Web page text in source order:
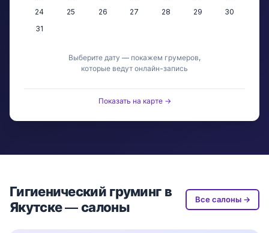
24
25 26 27 28 29
30
31
Выберите дату — покажем грумеров,
которые ведут онлайн-запись
Показать на карте →
Гигиенический груминг в
Якутске — салоны
Все салоны →